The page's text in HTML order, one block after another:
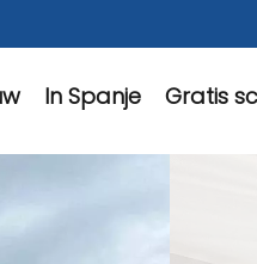
In Spanje Gratis